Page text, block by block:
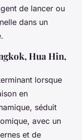
de lancer ou
dans un
Hua Hin,
lorsque
en
séduit
avec un
et de